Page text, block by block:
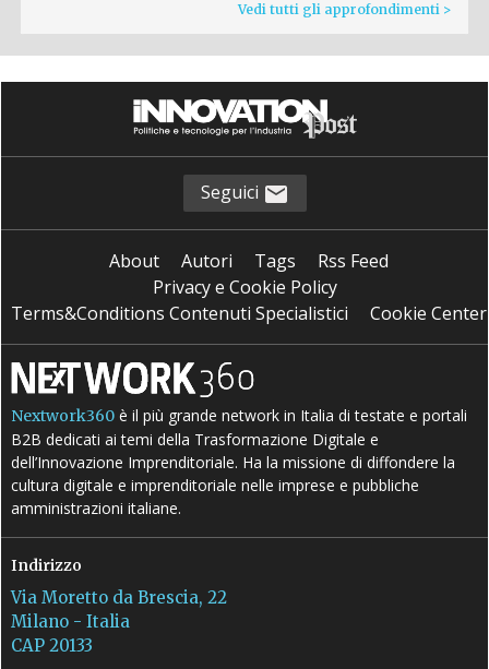
Vedi tutti gli approfondimenti >
Seguici
About Autori Tags
Rss Feed
Privacy e Cookie Policy
Terms&Conditions Contenuti Specialistici
Cookie Center
Nextwork360 è il più grande network in Italia di testate e portali
B2B dedicati ai temi della Trasformazione Digitale e
dell’Innovazione Imprenditoriale. Ha la missione di diffondere la
cultura digitale e imprenditoriale nelle imprese e pubbliche
amministrazioni italiane.
Indirizzo
Via Moretto da Brescia, 22
Milano - Italia
CAP 20133